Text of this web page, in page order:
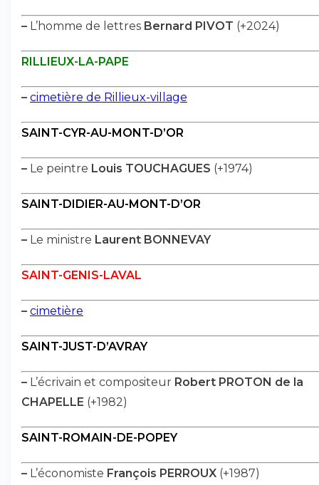
– L’homme de lettres Bernard PIVOT (+2024)
RILLIEUX-LA-PAPE
– cimetière de Rillieux-village
SAINT-CYR-AU-MONT-D’OR
– Le peintre Louis TOUCHAGUES (+1974)
SAINT-DIDIER-AU-MONT-D’OR
– Le ministre Laurent BONNEVAY
SAINT-GENIS-LAVAL
– cimetière
SAINT-JUST-D’AVRAY
– L’écrivain et compositeur Robert PROTON de la
CHAPELLE (+1982)
SAINT-ROMAIN-DE-POPEY
– L’économiste François PERROUX (+1987)